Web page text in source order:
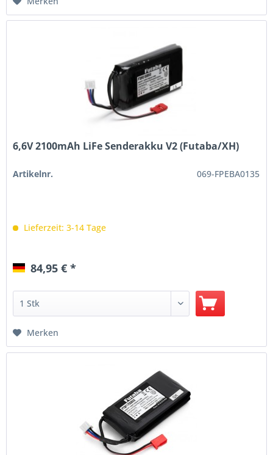
6,6V 2100mAh LiFe Senderakku V2 (Futaba/XH)
Artikelnr. 069-FPEBA0135
Lieferzeit: 3-14 Tage
84,95 € *
Merken